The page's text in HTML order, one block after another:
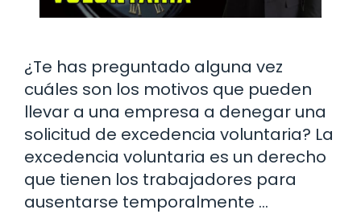
¿Te has preguntado alguna vez
cuáles son los motivos que pueden
llevar a una empresa a denegar una
solicitud de excedencia voluntaria? La
excedencia voluntaria es un derecho
que tienen los trabajadores para
ausentarse temporalmente …